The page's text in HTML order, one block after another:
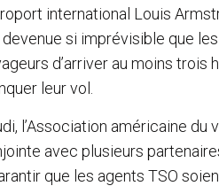
international Louis
si imprévisible que
d’arriver au moins trois
leur vol.
l’Association américaine du
avec plusieurs
que les agents TSO